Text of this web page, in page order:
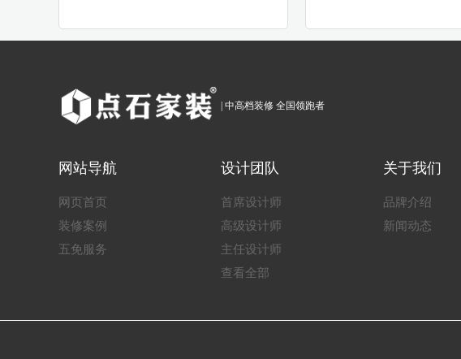
| 中高档装修 全国领跑者
网站导航
网页首页
装修案例
五免服务
设计团队
首席设计师
高级设计师
主任设计师
查看全部
关于我们
品牌介绍
新闻动态